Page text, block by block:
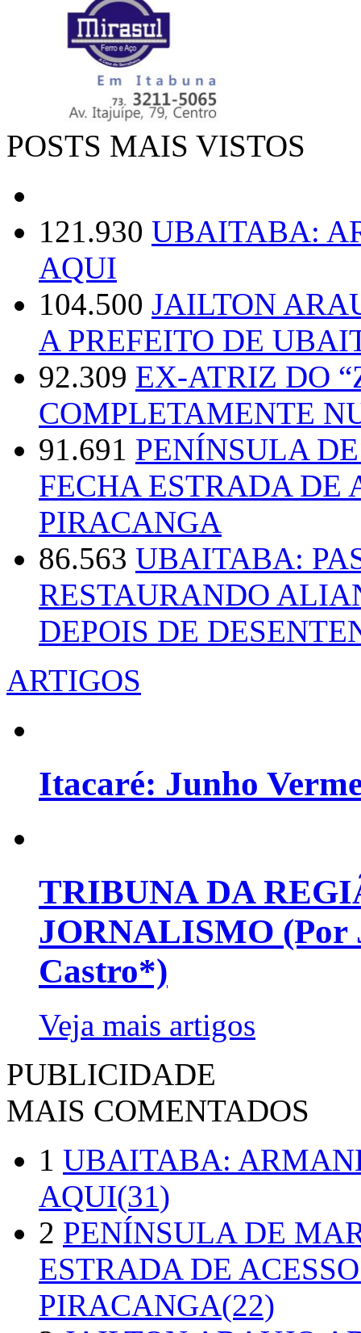
POSTS MAIS VISTOS
121.930 UBAITABA:
AQUI
104.500 JAILTON
A PREFEITO DE
92.309 EX-ATRIZ DO
COMPLETAMENTE
91.691 PENÍNSULA
FECHA ESTRADA DE
PIRACANGA
86.563 UBAITABA:
RESTAURANDO
DEPOIS DE
ARTIGOS
Itacaré: Junho
TRIBUNA DA
JORNALISMO (Por
Castro*)
Veja mais artigos
PUBLICIDADE
MAIS COMENTADOS
1 UBAITABA:
AQUI(31)
2 PENÍNSULA DE
ESTRADA DE
PIRACANGA(22)